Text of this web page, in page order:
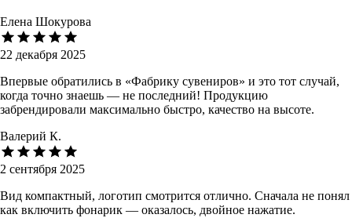
Елена Шокурова
22 декабря 2025
Впервые обратились в «Фабрику сувениров» и это тот случай,
когда точно знаешь — не последний! Продукцию
забрендировали максимально быстро, качество на высоте.
Валерий К.
2 сентября 2025
Вид компактный, логотип смотрится отлично. Сначала не понял
как включить фонарик — оказалось, двойное нажатие.